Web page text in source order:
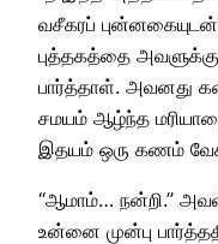
வசீகரப்
புத்தகத்தை அவளுக்கு
பார்த்தாள். அவனது
சமயம் ஆழ்ந்த
இதயம் ஒரு கணம்
“ஆமாம்… நன்றி.”
உன்னை முன்பு